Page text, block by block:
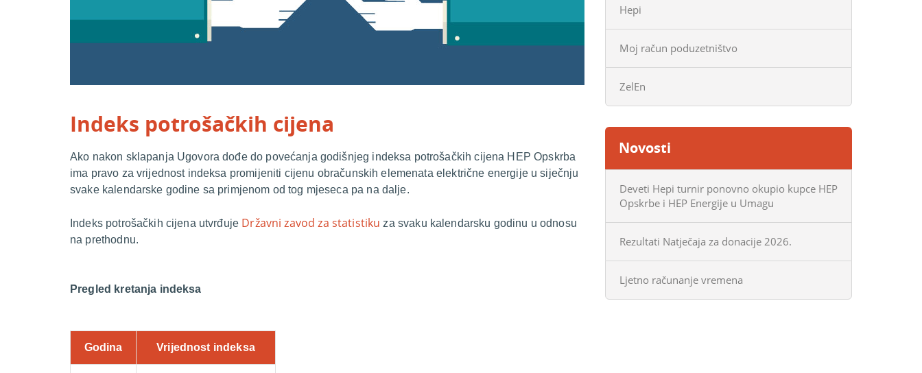
Indeks potrošačkih cijena
Ako nakon sklapanja Ugovora dođe do povećanja godišnjeg indeksa potrošačkih cijena HEP Opskrba
ima pravo za vrijednost indeksa promijeniti cijenu obračunskih elemenata električne energije u siječnju
svake kalendarske godine sa primjenom od tog mjeseca pa na dalje.
Indeks potrošačkih cijena utvrđuje Državni zavod za statistiku za svaku kalendarsku godinu u odnosu
na prethodnu.
Pregled kretanja indeksa
Godina Vrijednost indeksa
Hepi
Moj račun poduzetništvo
ZelEn
Novosti
Deveti Hepi turnir ponovno okupio kupce HEP
Opskrbe i HEP Energije u Umagu
Rezultati Natječaja za donacije 2026.
Ljetno računanje vremena